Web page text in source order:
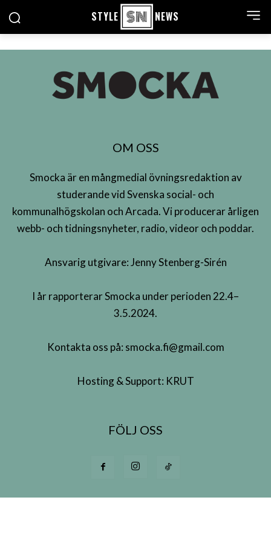
STYLE NEWS
OM OSS
Smocka är en mångmedial övningsredaktion av
studerande vid Svenska social- och
kommunalhögskolan och Arcada. Vi producerar årligen
webb- och tidningsnyheter, radio, videor och poddar.
Ansvarig utgivare: Jenny Stenberg-Sirén
I år rapporterar Smocka under perioden 22.4–
3.5.2024.
Kontakta oss på: smocka.fi@gmail.com
Hosting & Support: KRUT
FÖLJ OSS